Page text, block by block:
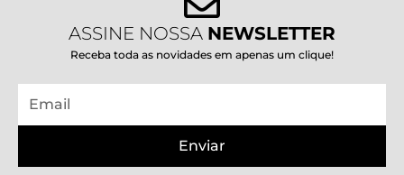
ASSINE NOSSA NEWSLETTER
Receba toda as novidades em apenas um clique!
Enviar